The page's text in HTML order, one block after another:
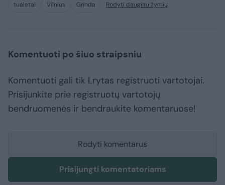
tualetai Vilnius Grinda Rodyti daugiau žymių
Komentuoti po šiuo straipsniu
Komentuoti gali tik Lrytas registruoti vartotojai.
Prisijunkite prie registruotų vartotojų
bendruomenės ir bendraukite komentaruose!
Rodyti komentarus
Prisijungti komentatoriams